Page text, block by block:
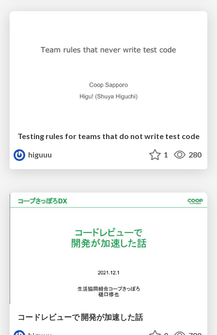
Testing rules for teams that do not write test code
higuuu
1 280
コードレビューで 開発が加速した話